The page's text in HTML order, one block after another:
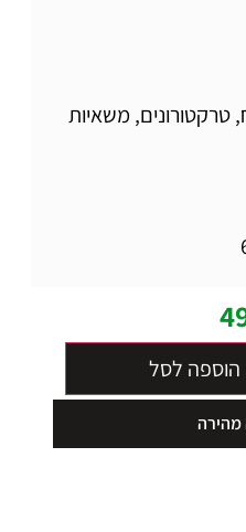
טרקטורונים, משאיות
הוספה לסל
מהירה